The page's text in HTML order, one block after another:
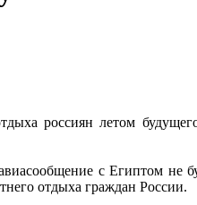
россиян летом
с Египтом не
отдыха граждан России.